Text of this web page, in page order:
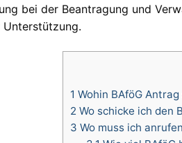
bei der Beantragung und
1 Wohin BAföG
2 Wo schicke ich den
3 Wo muss ich